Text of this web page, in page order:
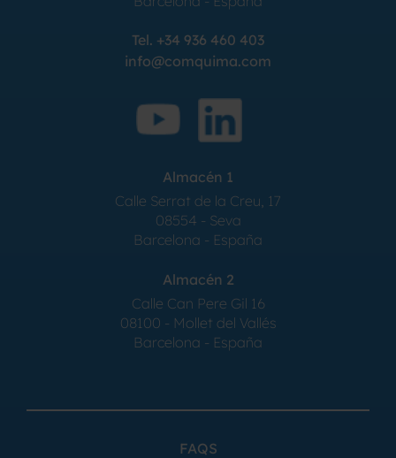
Tel. +34 936 460 403
info@comquima.com
Almacén 1
Calle Serrat de la Creu, 17
08554 - Seva
Barcelona - España
Almacén 2
Calle Can Pere Gil 16
08100 - Mollet del Vallés
Barcelona - España
FAQS